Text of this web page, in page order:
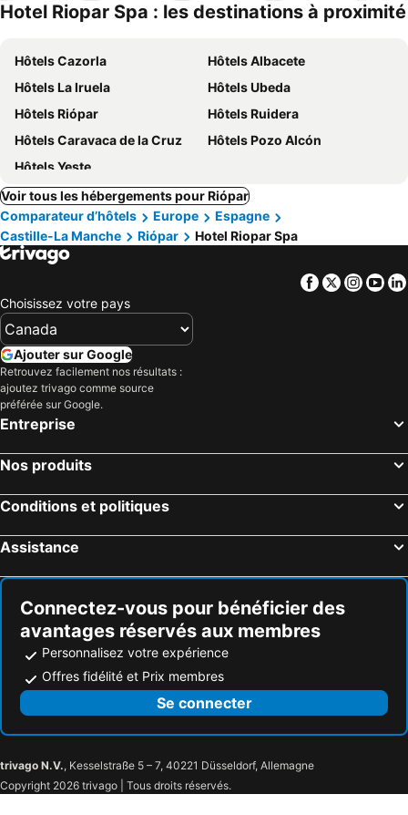
Hotel Riopar Spa : les destinations à proximité
Hôtels Cazorla
Hôtels Albacete
Hôtels La Iruela
Hôtels Ubeda
Hôtels Riópar
Hôtels Ruidera
Hôtels Caravaca de la Cruz
Hôtels Pozo Alcón
Hôtels Yeste
Voir tous les hébergements pour Riópar
Comparateur d’hôtels
Europe
Espagne
Castille-La Manche
Riópar Hotel Riopar Spa
Facebook
Twitter
Choisissez votre pays
Ajouter sur Google
Retrouvez facilement nos résultats :
ajoutez trivago comme source
préférée sur Google.
Entreprise
Nos produits
Conditions et politiques
Assistance
Connectez-vous pour bénéficier des
avantages réservés aux membres
Personnalisez votre expérience
Offres fidélité et Prix membres
Se connecter
trivago N.V., Kesselstraße 5 – 7, 40221 Düsseldorf, Allemagne
Copyright 2026 trivago | Tous droits réservés.